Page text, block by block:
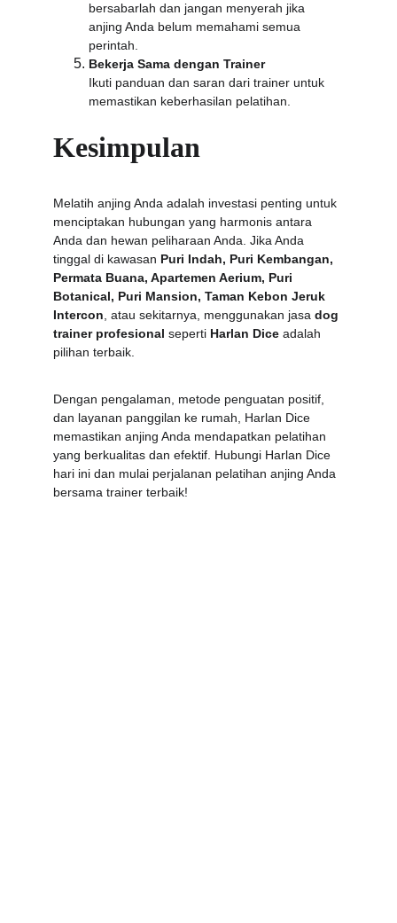
bersabarlah dan jangan menyerah jika
anjing Anda belum memahami semua
perintah.
Bekerja Sama dengan Trainer
Ikuti panduan dan saran dari trainer untuk
memastikan keberhasilan pelatihan.
Kesimpulan
Melatih anjing Anda adalah investasi penting untuk
menciptakan hubungan yang harmonis antara
Anda dan hewan peliharaan Anda. Jika Anda
tinggal di kawasan Puri Indah, Puri Kembangan,
Permata Buana, Apartemen Aerium, Puri
Botanical, Puri Mansion, Taman Kebon Jeruk
Intercon , atau sekitarnya, menggunakan jasa dog
trainer profesional seperti Harlan Dice adalah
pilihan terbaik.
Dengan pengalaman, metode penguatan positif,
dan layanan panggilan ke rumah, Harlan Dice
memastikan anjing Anda mendapatkan pelatihan
yang berkualitas dan efektif. Hubungi Harlan Dice
hari ini dan mulai perjalanan pelatihan anjing Anda
bersama trainer terbaik!